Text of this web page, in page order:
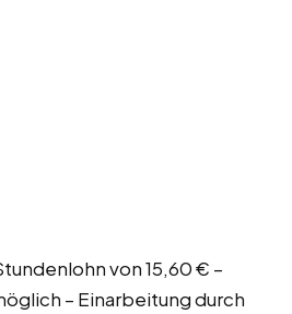
von 15,60 € –
– Einarbeitung durch